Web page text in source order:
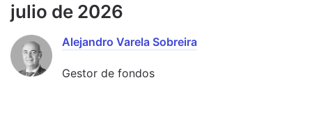
julio de 2026
Alejandro Varela Sobreira
Gestor de fondos